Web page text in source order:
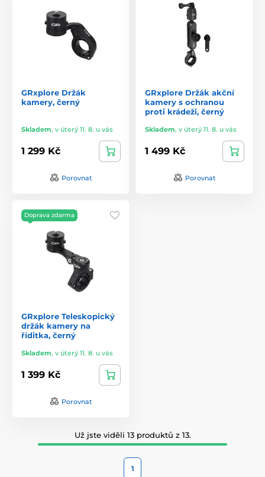
GRxplore Držák
kamery, černý
Skladem, v úterý 11. 8. u vás
1 299 Kč
Porovnat
GRxplore Držák akční
kamery s ochranou
proti krádeži, černý
Skladem, v úterý 11. 8. u vás
1 499 Kč
Porovnat
Doprava zdarma
GRxplore Teleskopický
držák kamery na
říditka, černý
Skladem, v úterý 11. 8. u vás
1 399 Kč
Porovnat
Už jste viděli 13 produktů z 13.
1